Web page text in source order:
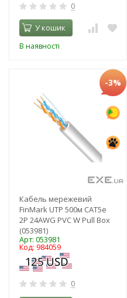
0
У кошик
В наявності
-3%
Кабель мережевий
FinMark UTP 500м CAT5e
2P 24AWG PVC W Pull Box
(053981)
Арт: 053981
Код: 984059
0